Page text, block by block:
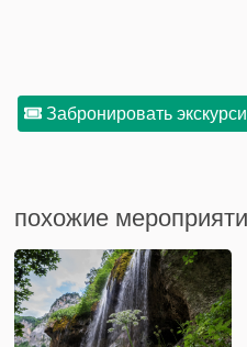
Забронировать
похожие